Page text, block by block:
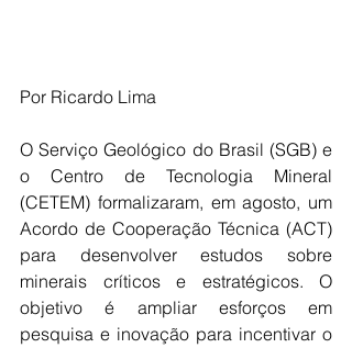
Por Ricardo Lima
O Serviço Geológico do Brasil (SGB) e
o Centro de Tecnologia Mineral
(CETEM) formalizaram, em agosto, um
Acordo de Cooperação Técnica (ACT)
para desenvolver estudos sobre
minerais críticos e estratégicos. O
objetivo é ampliar esforços em
pesquisa e inovação para incentivar o